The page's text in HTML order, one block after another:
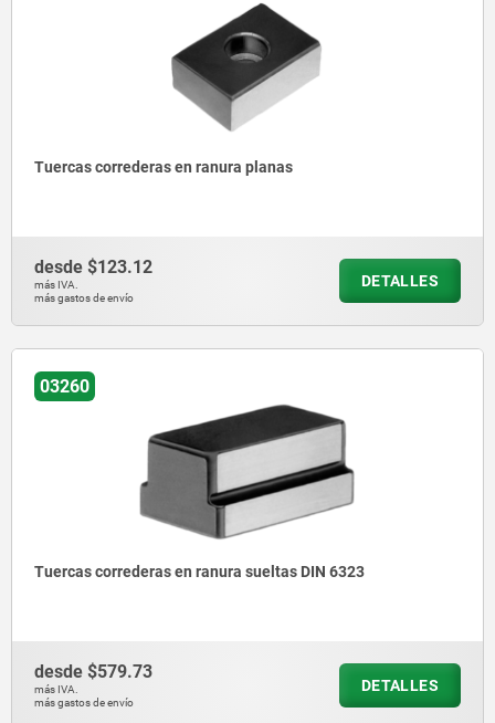
Tuercas correderas en ranura planas
desde $123.12
más IVA.
más gastos de envío
DETALLES
03260
Tuercas correderas en ranura sueltas DIN 6323
desde $579.73
más IVA.
más gastos de envío
DETALLES